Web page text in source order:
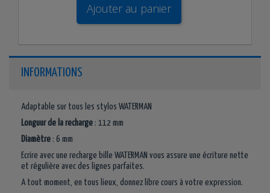
Ajouter au panier
INFORMATIONS
Adaptable sur tous les stylos WATERMAN
Longuur de la recharge : 112 mm
Diamètre : 6 mm
Ecrire avec une recharge bille WATERMAN vous assure une écriture nette
et régulière avec des lignes parfaites.
A tout moment, en tous lieux, donnez libre cours à votre expression.